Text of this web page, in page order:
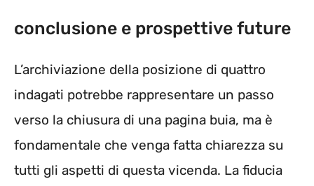
conclusione e prospettive future
L’archiviazione della posizione di quattro
indagati potrebbe rappresentare un passo
verso la chiusura di una pagina buia, ma è
fondamentale che venga fatta chiarezza su
tutti gli aspetti di questa vicenda. La fiducia